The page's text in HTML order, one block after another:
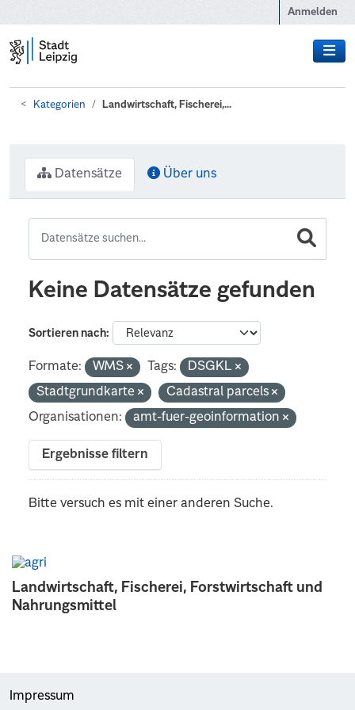
Anmelden
Kategorien Landwirtschaft, Fischerei,...
Landwirtschaft, Fischerei, Forstwirtschaft und
Nahrungsmittel
Datensätze Über uns
Keine Datensätze gefunden
Sortieren nach
Formate: WMS Tags:
DSGKL
Stadtgrundkarte
Cadastral parcels
Organisationen:
amt-fuer-geoinformation
Ergebnisse filtern
Bitte versuch es mit einer anderen Suche.
Impressum